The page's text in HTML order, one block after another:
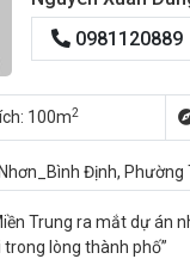
0981120889
100m2
Định, Phường
Trung ra mắt dự án
trong lòng thành phố”